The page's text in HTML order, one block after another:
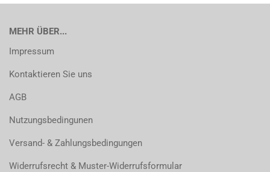
MEHR ÜBER...
Impressum
Kontaktieren Sie uns
AGB
Nutzungsbedingunen
Versand- & Zahlungsbedingungen
Widerrufsrecht & Muster-Widerrufsformular